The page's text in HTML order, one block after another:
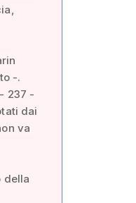
-.
237 -
dai
va
della